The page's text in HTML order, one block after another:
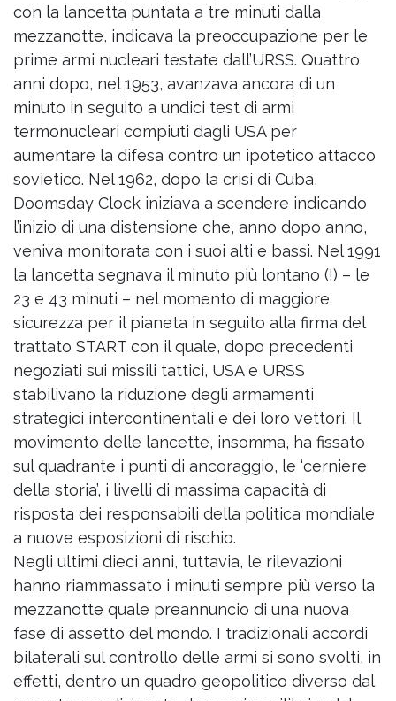
con la lancetta puntata a tre minuti dalla
mezzanotte, indicava la preoccupazione per le
prime armi nucleari testate dall’URSS. Quattro
anni dopo, nel 1953, avanzava ancora di un
minuto in seguito a undici test di armi
termonucleari compiuti dagli USA per
aumentare la difesa contro un ipotetico attacco
sovietico. Nel 1962, dopo la crisi di Cuba,
Doomsday Clock iniziava a scendere indicando
l’inizio di una distensione che, anno dopo anno,
veniva monitorata con i suoi alti e bassi. Nel 1991
la lancetta segnava il minuto più lontano (!) – le
23 e 43 minuti – nel momento di maggiore
sicurezza per il pianeta in seguito alla firma del
trattato START con il quale, dopo precedenti
negoziati sui missili tattici, USA e URSS
stabilivano la riduzione degli armamenti
strategici intercontinentali e dei loro vettori. Il
movimento delle lancette, insomma, ha fissato
sul quadrante i punti di ancoraggio, le ‘cerniere
della storia’, i livelli di massima capacità di
risposta dei responsabili della politica mondiale
a nuove esposizioni di rischio.
Negli ultimi dieci anni, tuttavia, le rilevazioni
hanno riammassato i minuti sempre più verso la
mezzanotte quale preannuncio di una nuova
fase di assetto del mondo. I tradizionali accordi
bilaterali sul controllo delle armi si sono svolti, in
effetti, dentro un quadro geopolitico diverso dal